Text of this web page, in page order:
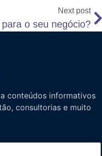
Next post
o seu negócio?
conteúdos informativos
consultorias e muito